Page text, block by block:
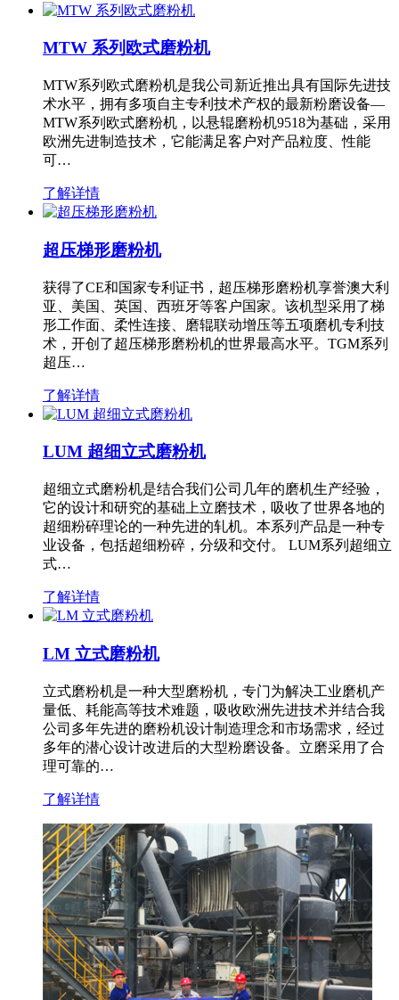
MTW 系列欧式磨粉机
MTW系列欧式磨粉机是我公司新近推出具有国际先进技
术水平，拥有多项自主专利技术产权的最新粉磨设备—
MTW系列欧式磨粉机，以悬辊磨粉机9518为基础，采用
欧洲先进制造技术，它能满足客户对产品粒度、性能
可…
了解详情
超压梯形磨粉机
获得了CE和国家专利证书，超压梯形磨粉机享誉澳大利
亚、美国、英国、西班牙等客户国家。该机型采用了梯
形工作面、柔性连接、磨辊联动增压等五项磨机专利技
术，开创了超压梯形磨粉机的世界最高水平。TGM系列
超压…
了解详情
LUM 超细立式磨粉机
超细立式磨粉机是结合我们公司几年的磨机生产经验，
它的设计和研究的基础上立磨技术，吸收了世界各地的
超细粉碎理论的一种先进的轧机。本系列产品是一种专
业设备，包括超细粉碎，分级和交付。 LUM系列超细立
式…
了解详情
LM 立式磨粉机
立式磨粉机是一种大型磨粉机，专门为解决工业磨机产
量低、耗能高等技术难题，吸收欧洲先进技术并结合我
公司多年先进的磨粉机设计制造理念和市场需求，经过
多年的潜心设计改进后的大型粉磨设备。立磨采用了合
理可靠的…
了解详情